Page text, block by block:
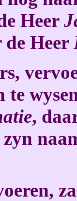
Heer
Heer
te
,